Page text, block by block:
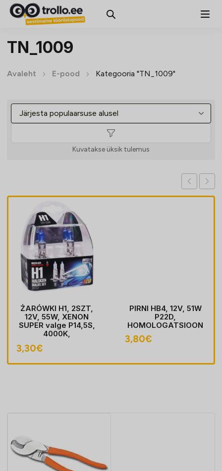
TN_1009
Avaleht E-pood Kategooria "TN_1009"
Kuvatakse üksik tulemus
ŻARÓWKI H1, 2SZT,
12V, 55W, XENON
SUPER valge P14,5S,
4000K,
3,30€
PIRNI HB4, 12V, 51W
P22D,
HOMOLOGATSIOON
3,80€